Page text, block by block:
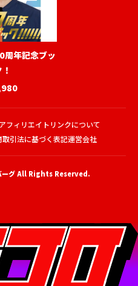
周年記念ブッ
アフィリエイトリンクについて
取引法に基づく表記運営会社
グAll Rights Reserved.